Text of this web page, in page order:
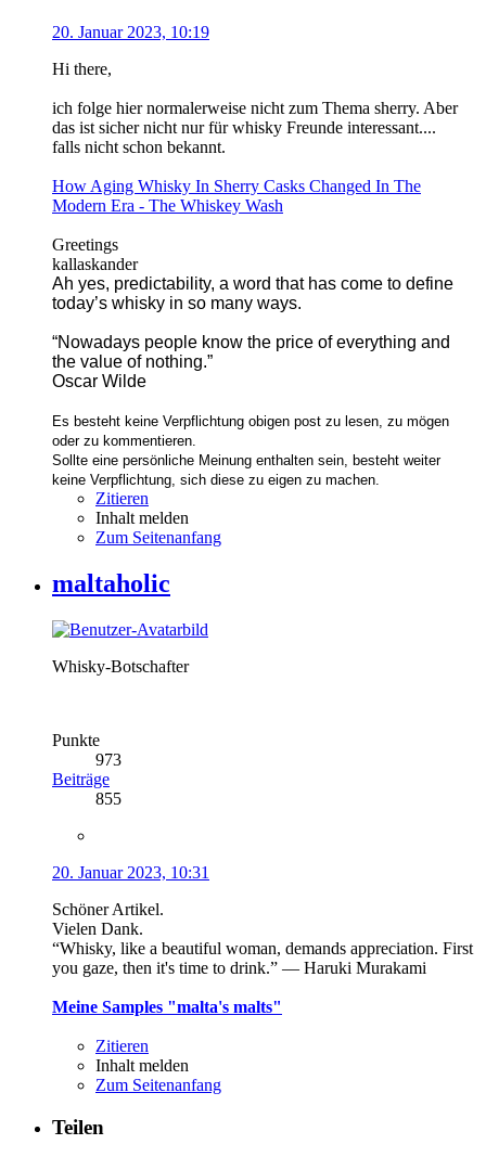
20. Januar 2023, 10:19
Hi there,
ich folge hier normalerweise nicht zum Thema sherry. Aber
das ist sicher nicht nur für whisky Freunde interessant....
falls nicht schon bekannt.
How Aging Whisky In Sherry Casks Changed In The
Modern Era - The Whiskey Wash
Greetings
kallaskander
Ah yes, predictability, a word that has come to define
today’s whisky in so many ways.
“Nowadays people know the price of everything and
the value of nothing.”
Oscar Wilde
Es besteht keine Verpflichtung obigen post zu lesen, zu mögen
oder zu kommentieren.
Sollte eine persönliche Meinung enthalten sein, besteht weiter
keine Verpflichtung, sich diese zu eigen zu machen.
Zitieren
Inhalt melden
Zum Seitenanfang
maltaholic
Whisky-Botschafter
Punkte
973
Beiträge
855
20. Januar 2023, 10:31
Schöner Artikel.
Vielen Dank.
“Whisky, like a beautiful woman, demands appreciation. First
you gaze, then it's time to drink.” ― Haruki Murakami
Meine Samples "malta's malts"
Zitieren
Inhalt melden
Zum Seitenanfang
Teilen